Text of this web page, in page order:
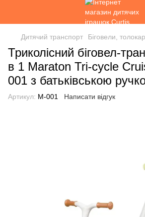
Дитячий транспорт Біговели,
Триколісний біговел-
в 1 Maraton Tri-cycle
001 з батьківською
Артикул: М-001 Написати відгук